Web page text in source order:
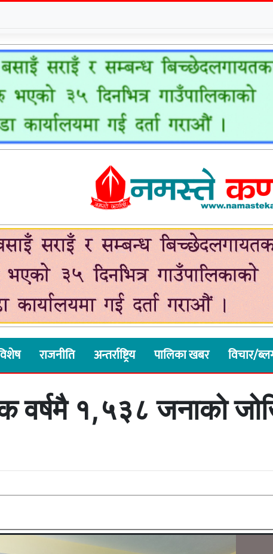
राजनीति अन्तर्राष्ट्रिय पालिका खबर विचार/
वर्षमै १,५३८ जनाको